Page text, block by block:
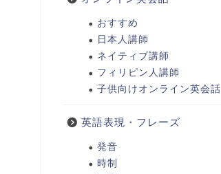
おすすめ
日本人講師
ネイティブ講師
フィリピン人講師
子供向けオンライン英会話
英語表現・フレーズ
発音
時制